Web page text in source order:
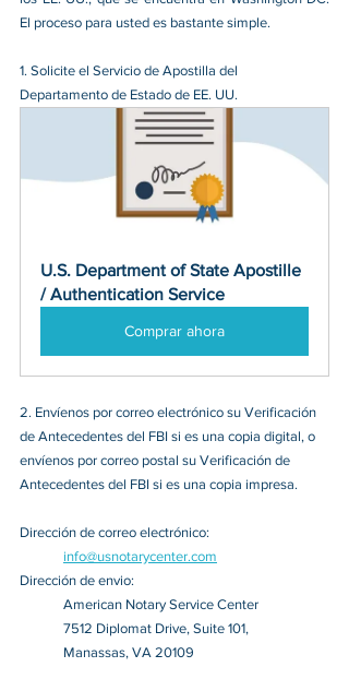
El proceso para usted es bastante simple.
1. Solicite el Servicio de Apostilla del
Departamento de Estado de EE. UU.
U.S. Department of State Apostille
/ Authentication Service
Comprar ahora
2. Envíenos por correo electrónico su Verificación
de Antecedentes del FBI si es una copia digital, o
envíenos por correo postal su Verificación de
Antecedentes del FBI si es una copia impresa.
Dirección de correo electrónico:
info@usnotarycenter.com
Dirección de envio:
American Notary Service Center
7512 Diplomat Drive, Suite 101,
Manassas, VA 20109